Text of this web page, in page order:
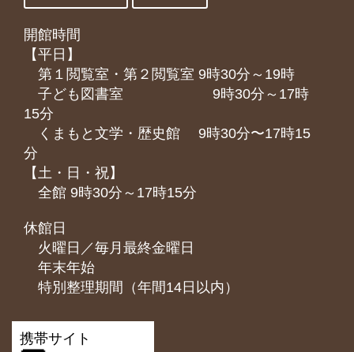
開館時間
【平日】
第１閲覧室・第２閲覧室 9時30分～19時
子ども図書室 9時30分～17時
15分
くまもと⽂学・歴史館 9時30分〜17時15
分
【土・日・祝】
全館 9時30分～17時15分
休館日
火曜日／毎月最終金曜日
年末年始
特別整理期間（年間14日以内）
携帯サイト